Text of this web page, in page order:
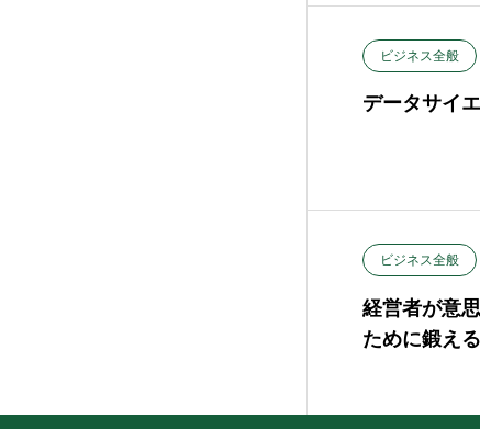
ビジネス全般
データサイ
ビジネス全般
経営者が意
ために鍛え